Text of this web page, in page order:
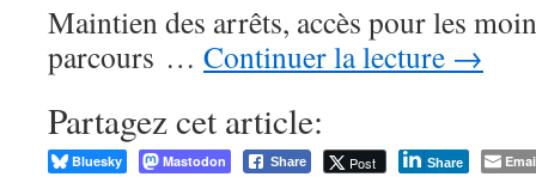
Maintien des arrêts, accès pour les
parcours … Continuer la lecture →
Partagez cet article:
Bluesky Mastodon Share Post Share